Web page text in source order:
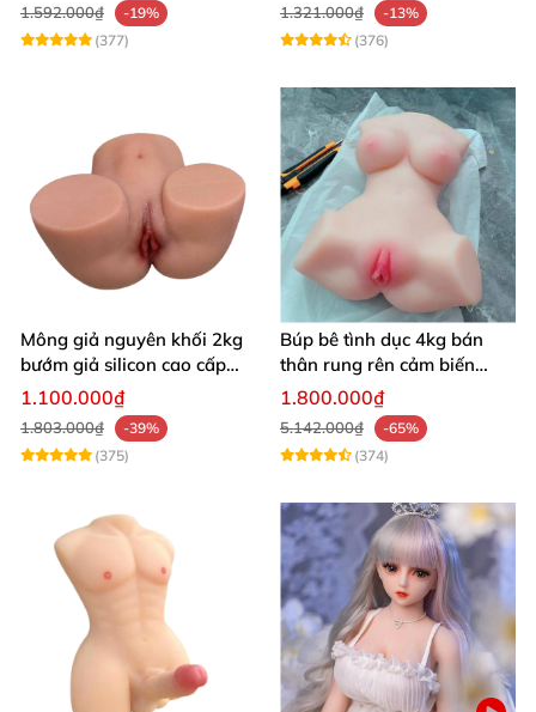
1.592.000₫
-19%
(377)
1.321.000₫
-13%
(376)
Mông giả nguyên khối 2kg
bướm giả silicon cao cấp
giá rẻ hotgirl Nhật Bản 18+
1.100.000₫
1.803.000₫
-39%
(375)
Búp bê tình dục 4kg bán
thân rung rên cảm biến
chân xoè hồng hào như
1.800.000₫
5.142.000₫
-65%
(374)